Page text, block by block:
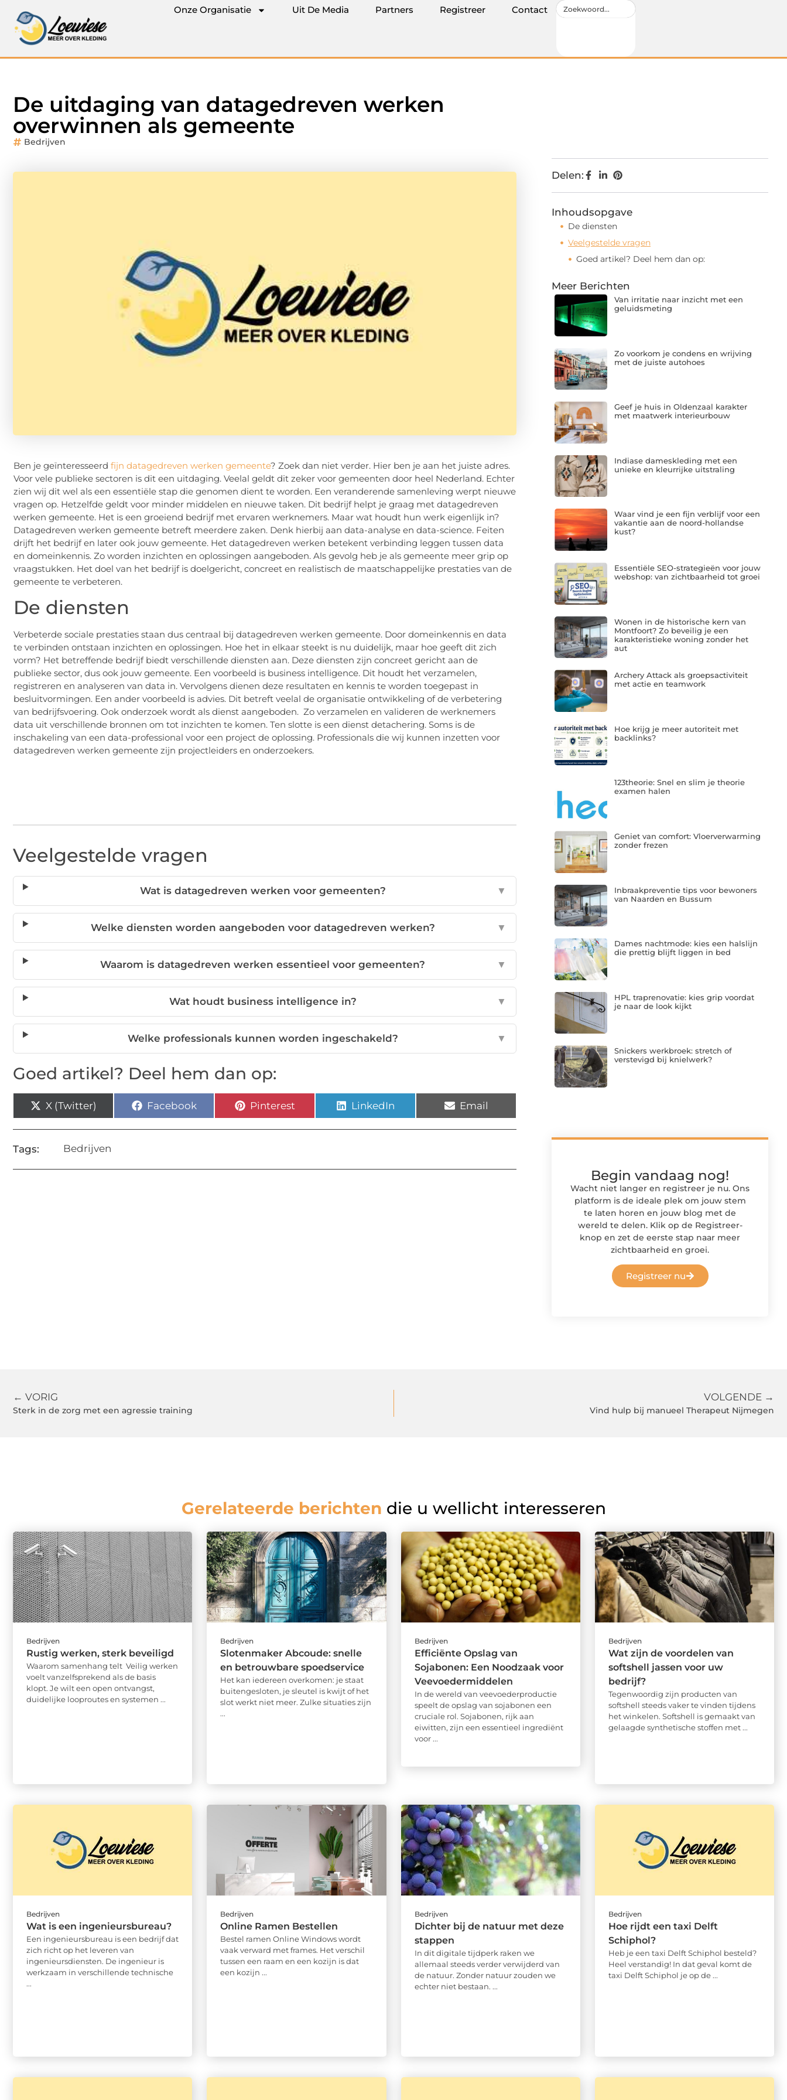
Onze Organisatie Uit De Media Partners Registreer Contact
De uitdaging van datagedreven werken
overwinnen als gemeente
Bedrijven
Ben je geïnteresseerd fijn datagedreven werken gemeente? Zoek dan niet verder. Hier ben je aan het juiste adres.
Voor vele publieke sectoren is dit een uitdaging. Veelal geldt dit zeker voor gemeenten door heel Nederland. Echter
zien wij dit wel als een essentiële stap die genomen dient te worden. Een veranderende samenleving werpt nieuwe
vragen op. Hetzelfde geldt voor minder middelen en nieuwe taken. Dit bedrijf helpt je graag met datagedreven
werken gemeente. Het is een groeiend bedrijf met ervaren werknemers. Maar wat houdt hun werk eigenlijk in?
Datagedreven werken gemeente betreft meerdere zaken. Denk hierbij aan data-analyse en data-science. Feiten
drijft het bedrijf en later ook jouw gemeente. Het datagedreven werken betekent verbinding leggen tussen data
en domeinkennis. Zo worden inzichten en oplossingen aangeboden. Als gevolg heb je als gemeente meer grip op
vraagstukken. Het doel van het bedrijf is doelgericht, concreet en realistisch de maatschappelijke prestaties van de
gemeente te verbeteren.
De diensten
Verbeterde sociale prestaties staan dus centraal bij datagedreven werken gemeente. Door domeinkennis en data
te verbinden ontstaan inzichten en oplossingen. Hoe het in elkaar steekt is nu duidelijk, maar hoe geeft dit zich
vorm? Het betreffende bedrijf biedt verschillende diensten aan. Deze diensten zijn concreet gericht aan de
publieke sector, dus ook jouw gemeente. Een voorbeeld is business intelligence. Dit houdt het verzamelen,
registreren en analyseren van data in. Vervolgens dienen deze resultaten en kennis te worden toegepast in
besluitvormingen. Een ander voorbeeld is advies. Dit betreft veelal de organisatie ontwikkeling of de verbetering
van bedrijfsvoering. Ook onderzoek wordt als dienst aangeboden. Zo verzamelen en valideren de werknemers
data uit verschillende bronnen om tot inzichten te komen. Ten slotte is een dienst detachering. Soms is de
inschakeling van een data-professional voor een project de oplossing. Professionals die wij kunnen inzetten voor
datagedreven werken gemeente zijn projectleiders en onderzoekers.
Veelgestelde vragen
Wat is datagedreven werken voor gemeenten? ▼
Welke diensten worden aangeboden voor datagedreven werken? ▼
Waarom is datagedreven werken essentieel voor gemeenten? ▼
Wat houdt business intelligence in? ▼
Welke professionals kunnen worden ingeschakeld? ▼
Goed artikel? Deel hem dan op:
X (Twitter) Facebook Pinterest LinkedIn Email
Tags: Bedrijven
Delen:
Inhoudsopgave
De diensten
Veelgestelde vragen
Goed artikel? Deel hem dan op:
Meer Berichten
Van irritatie naar inzicht met een
geluidsmeting
Zo voorkom je condens en wrijving
met de juiste autohoes
Geef je huis in Oldenzaal karakter
met maatwerk interieurbouw
Indiase dameskleding met een
unieke en kleurrijke uitstraling
Waar vind je een fijn verblijf voor een
vakantie aan de noord-hollandse
kust?
Essentiële SEO-strategieën voor jouw
webshop: van zichtbaarheid tot groei
Wonen in de historische kern van
Montfoort? Zo beveilig je een
karakteristieke woning zonder het
aut
Archery Attack als groepsactiviteit
met actie en teamwork
Hoe krijg je meer autoriteit met
backlinks?
123theorie: Snel en slim je theorie
examen halen
Geniet van comfort: Vloerverwarming
zonder frezen
Inbraakpreventie tips voor bewoners
van Naarden en Bussum
Dames nachtmode: kies een halslijn
die prettig blijft liggen in bed
HPL traprenovatie: kies grip voordat
je naar de look kijkt
Snickers werkbroek: stretch of
verstevigd bij knielwerk?
Begin vandaag nog!
Wacht niet langer en registreer je nu. Ons
platform is de ideale plek om jouw stem
te laten horen en jouw blog met de
wereld te delen. Klik op de Registreer-
knop en zet de eerste stap naar meer
zichtbaarheid en groei.
Registreer nu
← VORIG
Sterk in de zorg met een agressie training
VOLGENDE →
Vind hulp bij manueel Therapeut Nijmegen
Gerelateerde berichten die u wellicht interesseren
Bedrijven
Rustig werken, sterk beveiligd
Waarom samenhang telt Veilig werken
voelt vanzelfsprekend als de basis
klopt. Je wilt een open ontvangst,
duidelijke looproutes en systemen ...
Bedrijven
Slotenmaker Abcoude: snelle
en betrouwbare spoedservice
Het kan iedereen overkomen: je staat
buitengesloten, je sleutel is kwijt of het
slot werkt niet meer. Zulke situaties zijn
...
Bedrijven
Efficiënte Opslag van
Sojabonen: Een Noodzaak voor
Veevoedermiddelen
In de wereld van veevoederproductie
speelt de opslag van sojabonen een
cruciale rol. Sojabonen, rijk aan
eiwitten, zijn een essentieel ingrediënt
voor ...
Bedrijven
Wat zijn de voordelen van
softshell jassen voor uw
bedrijf?
Tegenwoordig zijn producten van
softshell steeds vaker te vinden tijdens
het winkelen. Softshell is gemaakt van
gelaagde synthetische stoffen met ...
Bedrijven
Wat is een ingenieursbureau?
Een ingenieursbureau is een bedrijf dat
zich richt op het leveren van
ingenieursdiensten. De ingenieur is
werkzaam in verschillende technische
...
Bedrijven
Online Ramen Bestellen
Bestel ramen Online Windows wordt
vaak verward met frames. Het verschil
tussen een raam en een kozijn is dat
een kozijn ...
Bedrijven
Dichter bij de natuur met deze
stappen
In dit digitale tijdperk raken we
allemaal steeds verder verwijderd van
de natuur. Zonder natuur zouden we
echter niet bestaan. ...
Bedrijven
Hoe rijdt een taxi Delft
Schiphol?
Heb je een taxi Delft Schiphol besteld?
Heel verstandig! In dat geval komt de
taxi Delft Schiphol je op de ...